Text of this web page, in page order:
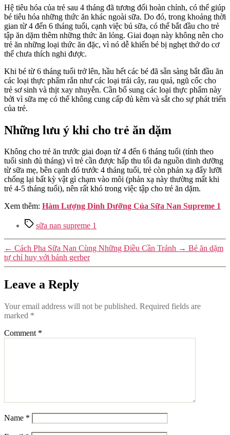
Hệ tiêu hóa của trẻ sau 4 tháng đã tương đối hoàn chỉnh, có thể giúp
bé tiêu hóa những thức ăn khác ngoài sữa. Do đó, trong khoảng thời
gian từ 4 đến 6 tháng tuổi, cạnh việc bú sữa, có thể bắt đầu cho trẻ
tập ăn dặm thêm những thức ăn lỏng. Giai đoạn này không nên cho
trẻ ăn những loại thức ăn đặc, vì nó dễ khiến bé bị nghẹt thở do cơ
thể chưa thích nghi được.
Khi bé từ 6 tháng tuổi trở lên, hầu hết các bé đã sẵn sàng bắt đầu ăn
các loại thực phẩm rắn như các loại trái cây, rau quả, ngũ cốc cho
trẻ sơ sinh và thịt xay nhuyễn. Cần bổ sung các loại thực phẩm này
bởi vì sữa mẹ có thể không cung cấp đủ kẽm và sắt cho sự phát triển
của trẻ.
Những lưu ý khi cho trẻ ăn dặm
Không cho trẻ ăn trước giai đoạn từ 4 đến 6 tháng tuổi (tính theo
tuổi sinh đủ tháng) vì trẻ cần được hấp thu tối đa nguồn dinh dưỡng
từ sữa mẹ, bên cạnh đó trước 4 tháng tuổi, trẻ còn phản xạ đẩy lưỡi
chống lại bất kỳ vật gì chạm vào môi (phản xạ này thường mất khi
trẻ 4-5 tháng tuổi), nên rất khó trong việc tập cho trẻ ăn dặm.
Xem thêm: Hàm Lượng Dinh Dưỡng Của Sữa Nan Supreme 1
Tagssữa nan supreme 1
← Cách Pha Sữa Nan Cùng Những Điều Cần Tránh → Bé ăn dặm
tự chỉ huy với bánh gerber
Leave a Reply
Your email address will not be published. Required fields are
marked *
Comment *
Name *